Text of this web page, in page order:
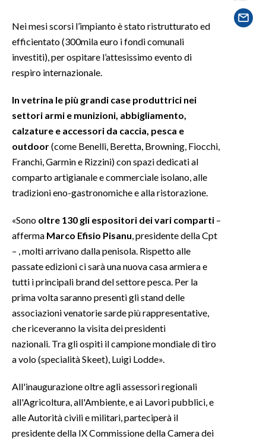
SARDI NEL MONDO
NOTIZIE
EVENTI
3 MINUTI CON
INSULARITÀ
INFO AZIENDE
ABBONATI
PUBBLICITÀ
SPIAGGE
STORE
Nei mesi scorsi l’impianto è stato ristrutturato ed
efficientato (300mila euro i fondi comunali
investiti), per ospitare l’attesissimo evento di
respiro internazionale.
In vetrina le più grandi case produttrici nei
settori armi e munizioni, abbigliamento,
calzature e accessori da caccia, pesca e
outdoor(come Benelli, Beretta, Browning, Fiocchi,
Franchi, Garmin e Rizzini) con spazi dedicati al
comparto artigianale e commerciale isolano, alle
tradizioni eno-gastronomiche e alla ristorazione.
«Sono oltre 130 gli espositori dei vari comparti –
afferma Marco Efisio Pisanu , presidente della Cpt
– , molti arrivano dalla penisola. Rispetto alle
passate edizioni ci sarà una nuova casa armiera e
tutti i principali brand del settore pesca. Per la
prima volta saranno presenti gli stand delle
associazioni venatorie sarde più rappresentative,
che riceveranno la visita dei presidenti
nazionali. Tra gli ospiti il campione mondiale di tiro
a volo (specialità Skeet), Luigi Lodde».
All'inaugurazione oltre agli assessori regionali
all'Agricoltura, all'Ambiente, e ai Lavori pubblici, e
alle Autorità civili e militari, parteciperà il
presidente della IX Commissione della Camera dei